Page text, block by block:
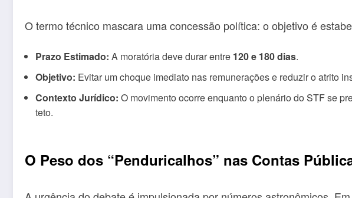
O termo técnico mascara uma concessão política: o objetivo é
Prazo Estimado: A moratória deve durar entre 120 e 180 dias.
Objetivo: Evitar um choque imediato nas remunerações e reduzir o atrito
Contexto Jurídico: O movimento ocorre enquanto o plenário do STF se
teto.
O Peso dos “Penduricalhos” nas Contas